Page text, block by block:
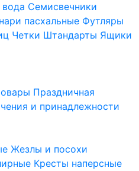
вода Семисвечники
пасхальные Футляры
Четки Штандарты Ящики
Праздничная
и принадлежности
Жезлы и посохи
Кресты наперсные